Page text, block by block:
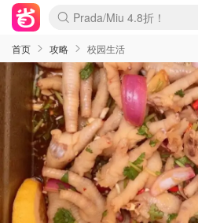
麦卢卡蜂蜜夏促！个位数！
Prada/Miu 4.8折！
啥？必胜客披萨5折！
首页 攻略 校园生活